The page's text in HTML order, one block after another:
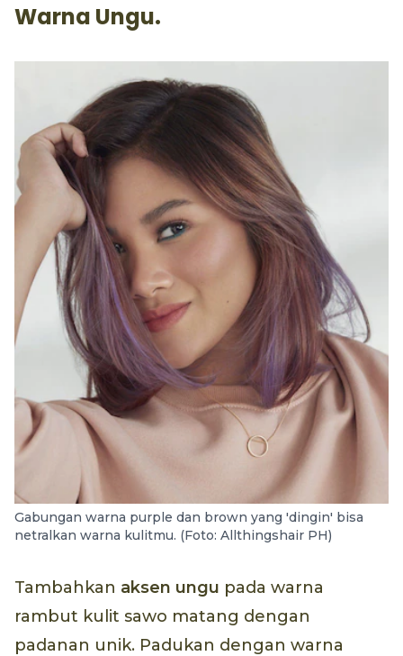
Warna Ungu.
Gabungan warna purple dan brown yang 'dingin' bisa
netralkan warna kulitmu. (Foto: Allthingshair PH)
Tambahkan aksen ungu pada warna
rambut kulit sawo matang dengan
padanan unik. Padukan dengan warna